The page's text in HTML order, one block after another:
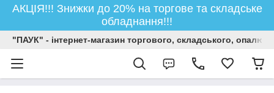
АКЦІЯ!!! Знижки до 20% на торгове та складське
обладнання!!!
"ПАУК" - інтернет-магазин торгового, складського,